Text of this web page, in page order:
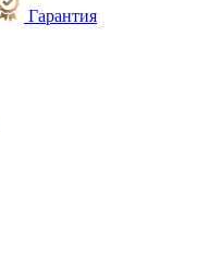
Гарантия